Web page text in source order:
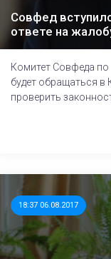
Совфед
ответе на
Комитет Совфеда по
будет обращаться в
проверить
18:37 06.08.2017